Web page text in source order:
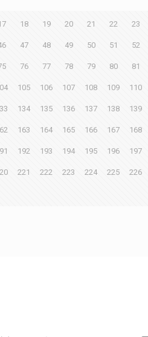
18 19 20 21 22 23
47 48 49 50 51 52
76 77 78 79 80 81
105 106 107 108 109 110
134 135 136 137 138 139
163 164 165 166 167 168
192 193 194 195 196 197
221 222 223 224 225 226